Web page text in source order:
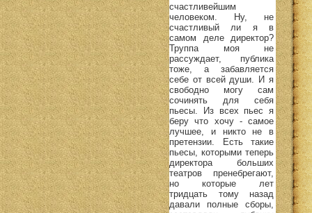
счастливейшим
человеком. Ну, не
счастливый ли я в
самом деле директор?
Труппа моя не
рассуждает, публика
тоже, а забавляется
себе от всей души. И я
свободно могу сам
сочинять для себя
пьесы. Из всех пьес я
беру что хочу - самое
лучшее, и никто не в
претензии. Есть такие
пьесы, которыми теперь
директора больших
театров пренебрегают,
но которые лет
тридцать тому назад
давали полные сборы,